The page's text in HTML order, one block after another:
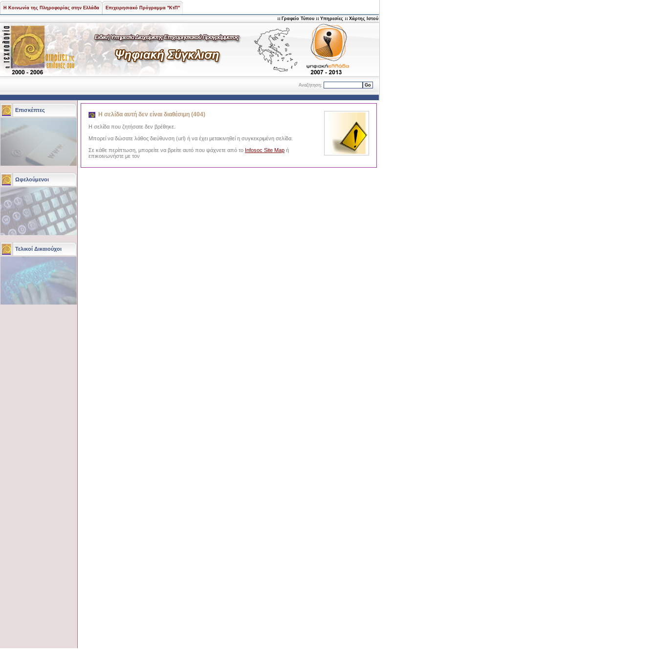
Η Κοινωνία της Πληροφορίας στην Ελλάδα Επιχειρησιακό Πρόγραμμα "ΚτΠ"
Γραφείο Τύπου Υπηρεσίες Χάρτης Ιστού
Αναζήτηση: Go
Επισκέπτες
Ωφελούμενοι
Τελικοί Δικαιούχοι
Η σελίδα αυτή δεν είναι διαθέσιμη (404)
Η σελίδα που ζητήσατε δεν βρέθηκε.
Μπορεί να δώσατε λάθος διεύθυνση (url) ή να έχει μετακινηθεί η συγκεκριμένη σελίδα.
Σε κάθε περίπτωση, μπορείτε να βρείτε αυτό που ψάχνετε από το Infosoc Site Map ή
επικοινωνήστε με τον